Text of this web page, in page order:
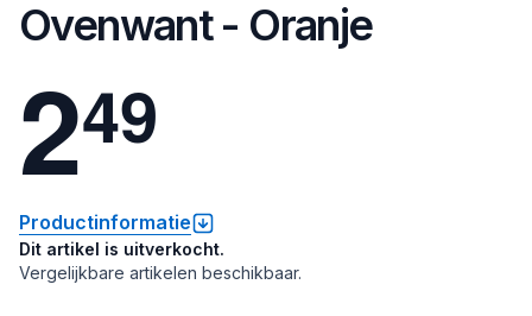
Ovenwant - Oranje
249
Productinformatie
Dit artikel is uitverkocht.
Vergelijkbare artikelen beschikbaar.